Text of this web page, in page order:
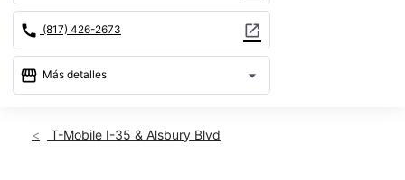
call (817) 426-2673 open_in_new
storefront Más detalles arrow_drop_down
location_on
T-Mobile I-35 & Alsbury Blvd